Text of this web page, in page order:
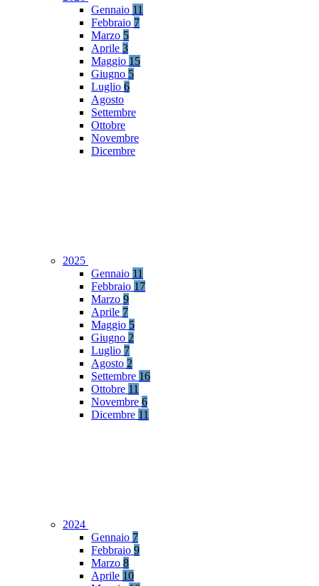
Gennaio 11
Febbraio 7
Marzo 5
Aprile 3
Maggio 15
Giugno 5
Luglio 6
Agosto
Settembre
Ottobre
Novembre
Dicembre
2025
Gennaio 11
Febbraio 17
Marzo 9
Aprile 7
Maggio 5
Giugno 2
Luglio 7
Agosto 2
Settembre 16
Ottobre 11
Novembre 6
Dicembre 11
2024
Gennaio 7
Febbraio 9
Marzo 8
Aprile 10